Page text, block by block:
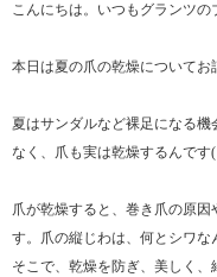
こんにちは。いつもグランツの
本日は夏の爪の乾燥についてお
夏はサンダルなど裸足になる
なく、爪も実は乾燥するんです
爪が乾燥すると、巻き爪の原
す。爪の縦じわは、何とシワな
そこで、乾燥を防ぎ、美しく